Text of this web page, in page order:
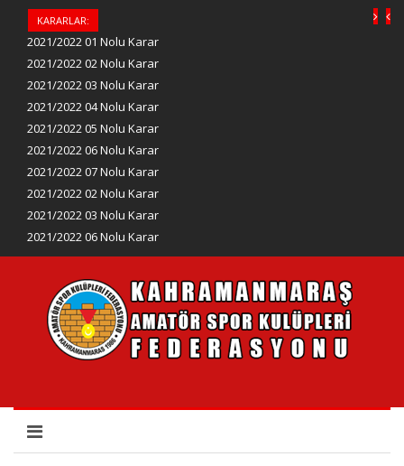
KARARLAR:
2021/2022 01 Nolu Karar
2021/2022 02 Nolu Karar
2021/2022 03 Nolu Karar
2021/2022 04 Nolu Karar
2021/2022 05 Nolu Karar
2021/2022 06 Nolu Karar
2021/2022 07 Nolu Karar
2021/2022 02 Nolu Karar
2021/2022 03 Nolu Karar
2021/2022 06 Nolu Karar